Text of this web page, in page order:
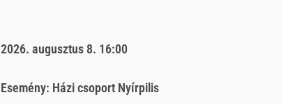
2026. augusztus 8. 16:00
Esemény: Házi csoport Nyírpilis